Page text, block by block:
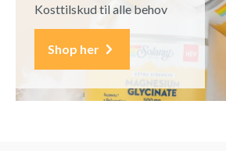
Kosttilskud til alle behov
Shop her